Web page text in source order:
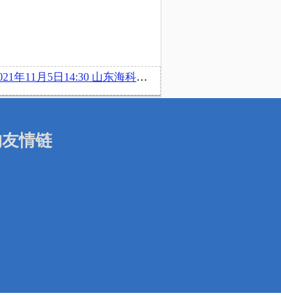
年11月5日14:30 山东海科化工集团有限公司举办空中宣讲会
情链